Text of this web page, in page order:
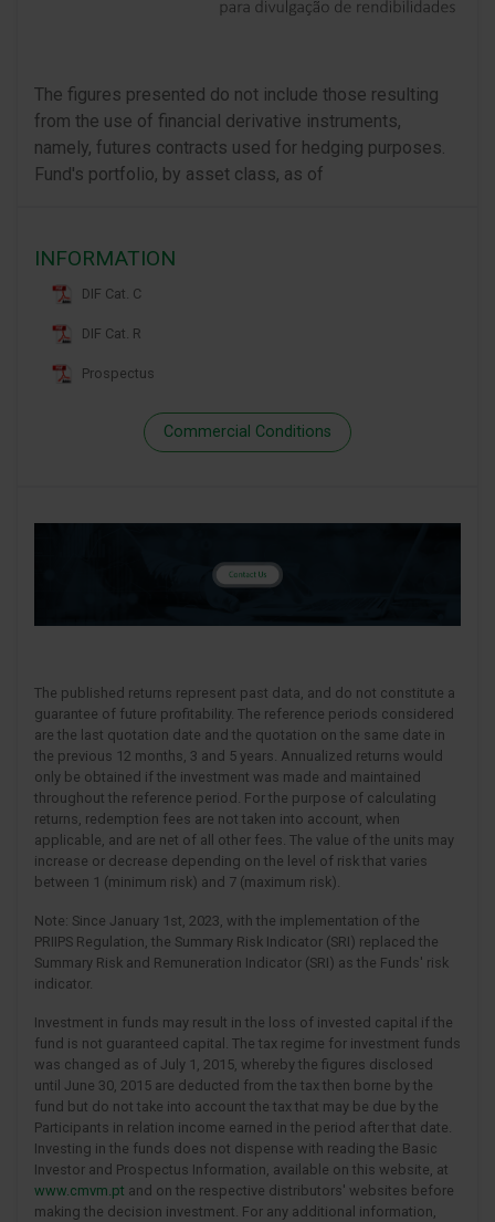
The figures presented do not include those resulting
from the use of financial derivative instruments,
namely, futures contracts used for hedging purposes.
Fund's portfolio, by asset class, as of
INFORMATION
DIF Cat. C
DIF Cat. R
Prospectus
Commercial Conditions
The published returns represent past data, and do not constitute a
guarantee of future profitability. The reference periods considered
are the last quotation date and the quotation on the same date in
the previous 12 months, 3 and 5 years. Annualized returns would
only be obtained if the investment was made and maintained
throughout the reference period. For the purpose of calculating
returns, redemption fees are not taken into account, when
applicable, and are net of all other fees. The value of the units may
increase or decrease depending on the level of risk that varies
between 1 (minimum risk) and 7 (maximum risk).
Note: Since January 1st, 2023, with the implementation of the
PRIIPS Regulation, the Summary Risk Indicator (SRI) replaced the
Summary Risk and Remuneration Indicator (SRI) as the Funds' risk
indicator.
Investment in funds may result in the loss of invested capital if the
fund is not guaranteed capital. The tax regime for investment funds
was changed as of July 1, 2015, whereby the figures disclosed
until June 30, 2015 are deducted from the tax then borne by the
fund but do not take into account the tax that may be due by the
Participants in relation income earned in the period after that date.
Investing in the funds does not dispense with reading the Basic
Investor and Prospectus Information, available on this website, at
www.cmvm.pt and on the respective distributors' websites before
making the decision investment. For any additional information,